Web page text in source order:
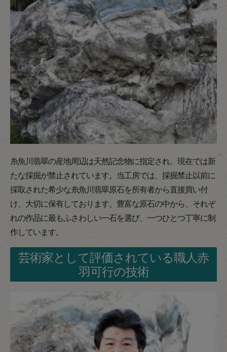
糸魚川翡翠の産地周辺は天然記念物に指定され、現在では新
たな採掘が禁止されています。当工房では、採掘禁止以前に
採取された希少な糸魚川翡翠原石を所有者から直接買い付
け、大切に保有しております。豊富な原石の中から、それぞ
れの作品に最もふさわしい一石を選び、一つひとつ丁寧に制
作しています。
芸術家として評価されている職人赤
羽可行の技術